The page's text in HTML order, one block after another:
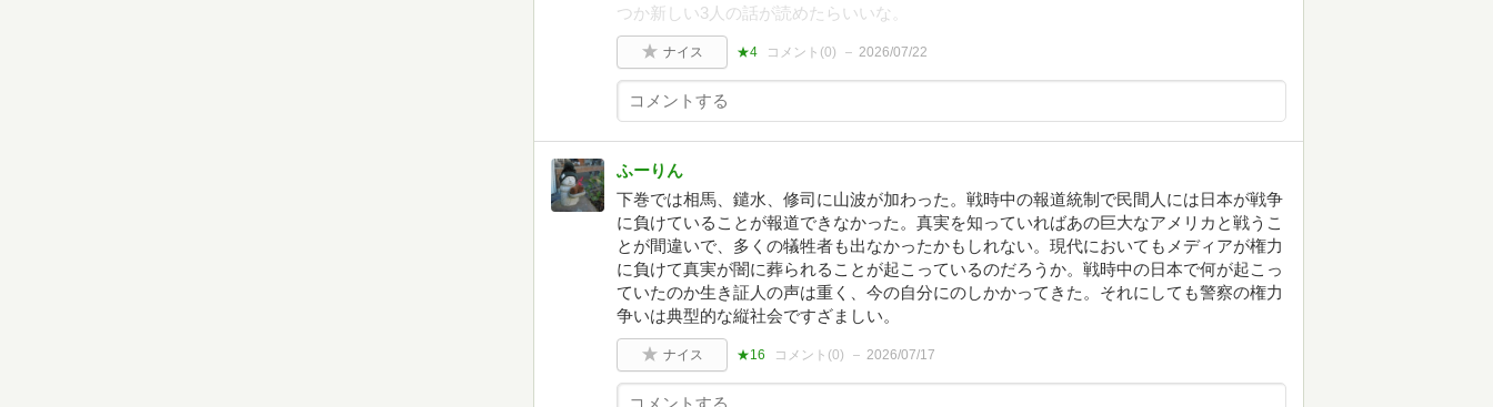
つか新しい3人の話が読めたらいいな。
ナイス ★4 コメント(0) 2026/07/22
ふーりん
下巻では相馬、鑓水、修司に山波が加わった。戦時中の報道統制で民間人には日本が戦争
に負けていることが報道できなかった。真実を知っていればあの巨大なアメリカと戦うこ
とが間違いで、多くの犠牲者も出なかったかもしれない。現代においてもメディアが権力
に負けて真実が闇に葬られることが起こっているのだろうか。戦時中の日本で何が起こっ
ていたのか生き証人の声は重く、今の自分にのしかかってきた。それにしても警察の権力
争いは典型的な縦社会ですざましい。
ナイス ★16 コメント(0) 2026/07/17